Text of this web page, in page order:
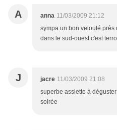
A anna 11/03/2009 21:12
sympa un bon velouté
dans le sud-ouest c'est
J jacre 11/03/2009 21:08
superbe assiette à
soirée